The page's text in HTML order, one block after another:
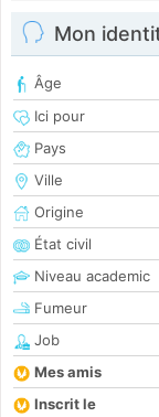
Mon
Âge
Ici pour
Pays
Ville
Origine
État civil
Niveau academic
Fumeur
Job
Mes amis
Inscrit le